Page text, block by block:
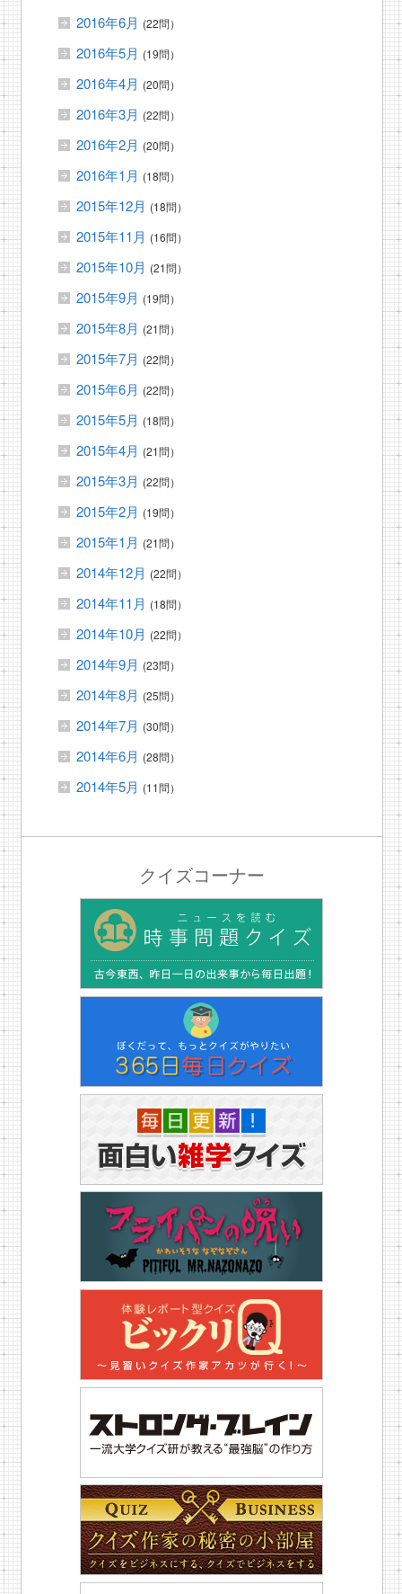
2016年6月 (22問）
2016年5月 (19問）
2016年4月 (20問）
2016年3月 (22問）
2016年2月 (20問）
2016年1月 (18問）
2015年12月 (18問）
2015年11月 (16問）
2015年10月 (21問）
2015年9月 (19問）
2015年8月 (21問）
2015年7月 (22問）
2015年6月 (22問）
2015年5月 (18問）
2015年4月 (21問）
2015年3月 (22問）
2015年2月 (19問）
2015年1月 (21問）
2014年12月 (22問）
2014年11月 (18問）
2014年10月 (22問）
2014年9月 (23問）
2014年8月 (25問）
2014年7月 (30問）
2014年6月 (28問）
2014年5月 (11問）
クイズコーナー